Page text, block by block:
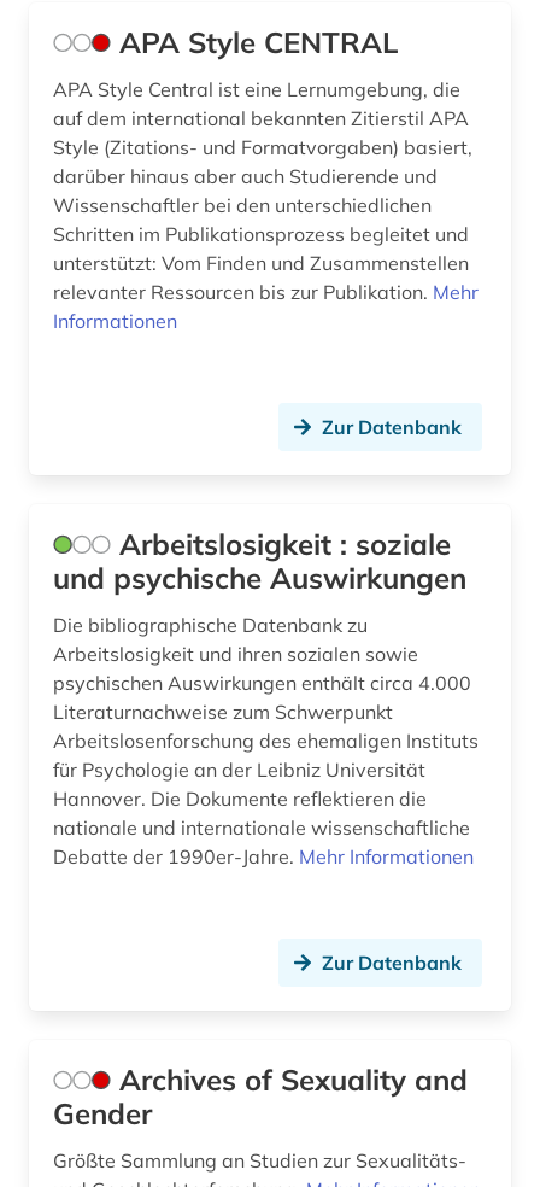
krankenpflege (6)
krankheit (1)
kriminologie (4)
kritische theorie (1)
kultur (1)
kulturgeschichte (2)
kulturwissenschaften (1)
kunsttherapie (1)
kunstwissenschaften (1)
lebensqualität (1)
lebenswissenschaft (1)
lehrbuch (2)
lehrer (1)
lehrerausbildung (3)
leistung (1)
lernprogramm (1)
APA Style CENTRAL
APA Style Central ist eine Lernumgebung, die
auf dem international bekannten Zitierstil APA
Style (Zitations- und Formatvorgaben) basiert,
darüber hinaus aber auch Studierende und
Wissenschaftler bei den unterschiedlichen
Schritten im Publikationsprozess begleitet und
unterstützt: Vom Finden und Zusammenstellen
relevanter Ressourcen bis zur Publikation. Mehr
Informationen
Zur Datenbank
Arbeitslosigkeit : soziale
und psychische Auswirkungen
Die bibliographische Datenbank zu
Arbeitslosigkeit und ihren sozialen sowie
psychischen Auswirkungen enthält circa 4.000
Literaturnachweise zum Schwerpunkt
Arbeitslosenforschung des ehemaligen Instituts
für Psychologie an der Leibniz Universität
Hannover. Die Dokumente reflektieren die
nationale und internationale wissenschaftliche
Debatte der 1990er-Jahre. Mehr Informationen
Zur Datenbank
Archives of Sexuality and
Gender
Größte Sammlung an Studien zur Sexualitäts-